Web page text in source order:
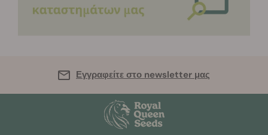
Εγγραφείτε στο newsletter μας